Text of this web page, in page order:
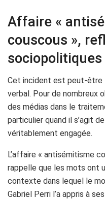
Affaire «
couscous »,
sociopolitiques
Cet incident est peut-être
verbal. Pour de nombreux
des médias dans le
particulier quand il s’agit
véritablement engagée.
L’affaire « antisémitisme
rappelle que les mots ont
contexte dans lequel le
Gabriel Perri l’a appris à